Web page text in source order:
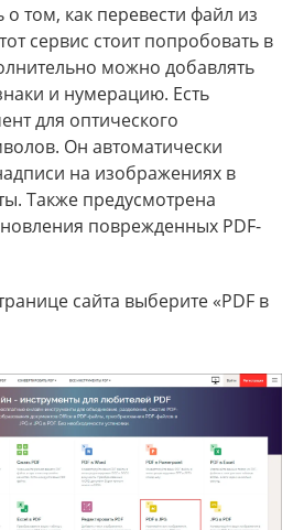
том, как перевести файл из
сервис стоит попробовать в
можно добавлять
и нумерацию. Есть
для оптического
Он автоматически
на изображениях в
Также предусмотрена
поврежденных PDF-
сайта выберите «PDF в